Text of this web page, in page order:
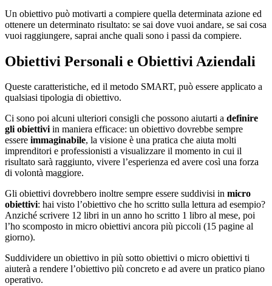
Un obiettivo può motivarti a compiere quella determinata azione ed
ottenere un determinato risultato: se sai dove vuoi andare, se sai cosa
vuoi raggiungere, saprai anche quali sono i passi da compiere.
Obiettivi Personali e Obiettivi Aziendali
Queste caratteristiche, ed il metodo SMART, può essere applicato a
qualsiasi tipologia di obiettivo.
Ci sono poi alcuni ulteriori consigli che possono aiutarti a definire
gli obiettiviin maniera efficace: un obiettivo dovrebbe sempre
essere immaginabile, la visione è una pratica che aiuta molti
imprenditori e professionisti a visualizzare il momento in cui il
risultato sarà raggiunto, vivere l’esperienza ed avere così una forza
di volontà maggiore.
Gli obiettivi dovrebbero inoltre sempre essere suddivisi in micro
obiettivi: hai visto l’obiettivo che ho scritto sulla lettura ad esempio?
Anziché scrivere 12 libri in un anno ho scritto 1 libro al mese, poi
l’ho scomposto in micro obiettivi ancora più piccoli (15 pagine al
giorno).
Suddividere un obiettivo in più sotto obiettivi o micro obiettivi ti
aiuterà a rendere l’obiettivo più concreto e ad avere un pratico piano
operativo.